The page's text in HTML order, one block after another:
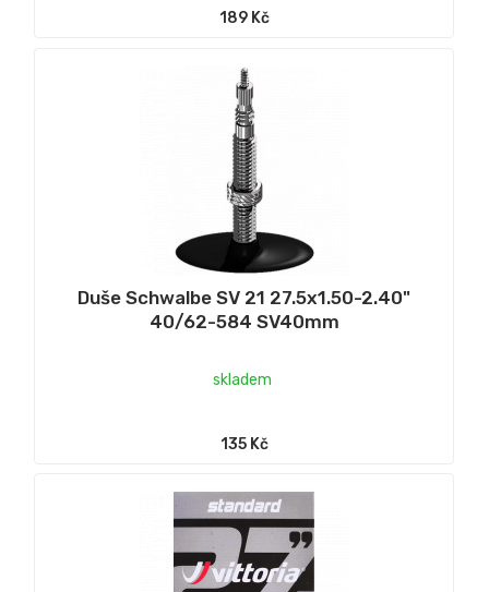
189 Kč
Duše Schwalbe SV 21 27.5x1.50-2.40"
40/62-584 SV40mm
skladem
135 Kč